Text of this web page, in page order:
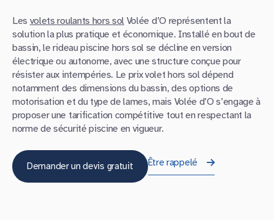
Les volets roulants hors sol Volée d’O représentent la
solution la plus pratique et économique. Installé en bout de
bassin, le rideau piscine hors sol se décline en version
électrique ou autonome, avec une structure conçue pour
résister aux intempéries. Le prix volet hors sol dépend
notamment des dimensions du bassin, des options de
motorisation et du type de lames, mais Volée d’O s’engage à
proposer une tarification compétitive tout en respectant la
norme de sécurité piscine en vigueur.
Demander un devis gratuit Être rappelé